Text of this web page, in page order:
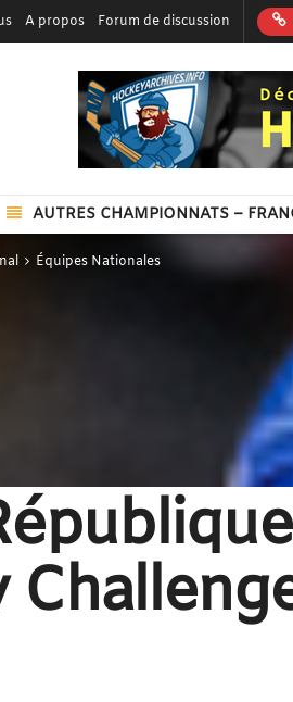
A propos Forum de discussion
AUTRES CHAMPIONNATS –
Équipes Nationales